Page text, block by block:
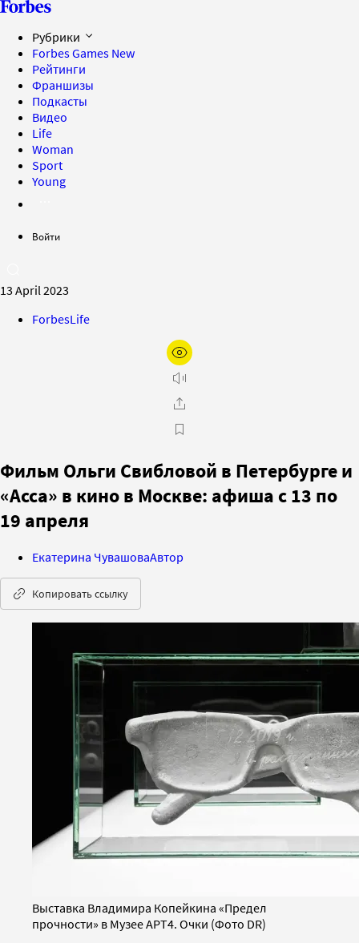
Рубрики
Forbes Games New
Рейтинги
Франшизы
Подкасты
Видео
Life
Woman
Sport
Young
Войти
13 April 2023
ForbesLife
Фильм Ольги Свибловой в Петербурге и
«Асса» в кино в Москве: афиша с 13 по
19 апреля
Екатерина ЧувашоваАвтор
Копировать ссылку
Выставка Владимира Копейкина «Предел
прочности» в Музее АРТ4. Очки (Фото DR)